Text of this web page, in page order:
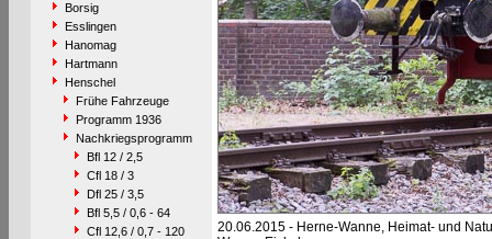
Borsig
Esslingen
Hanomag
Hartmann
Henschel
Frühe Fahrzeuge
Programm 1936
Nachkriegsprogramm
Bfl 12 / 2,5
Cfl 18 / 3
Dfl 25 / 3,5
Bfl 5,5 / 0,6 - 64
Cfl 12,6 / 0,7 - 120
20.06.2015 - Herne-Wanne, Heimat- und